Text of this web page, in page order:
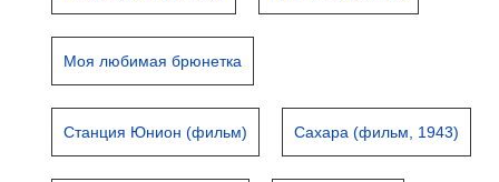
Моя любимая брюнетка
Станция Юнион (фильм) Сахара (фильм, 1943)